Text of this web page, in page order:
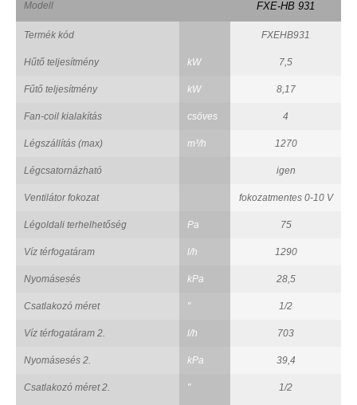
Modell FXE-HB 931
Termék kód FXEHB931
Hűtő teljesítmény kW 7,5
Fűtő teljesítmény kW 8,17
Fan-coil kialakítás csöves 4
Légszállítás (max) m³/h 1270
Légcsatornázható igen
Ventilátor fokozat fokozatmentes 0-10 V
Légoldali terhelhetőség Pa 75
Víz térfogatáram l/h 1290
Nyomásesés kPa 28,5
Csatlakozó méret " 1/2
Víz térfogatáram 2. l/h 703
Nyomásesés 2. kPa 39,4
Csatlakozó méret 2. " 1/2